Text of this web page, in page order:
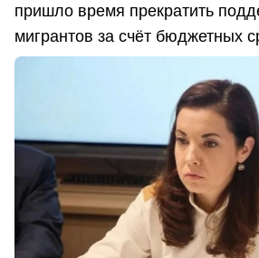
пришло время прекратить
мигрантов за счёт бюджетных